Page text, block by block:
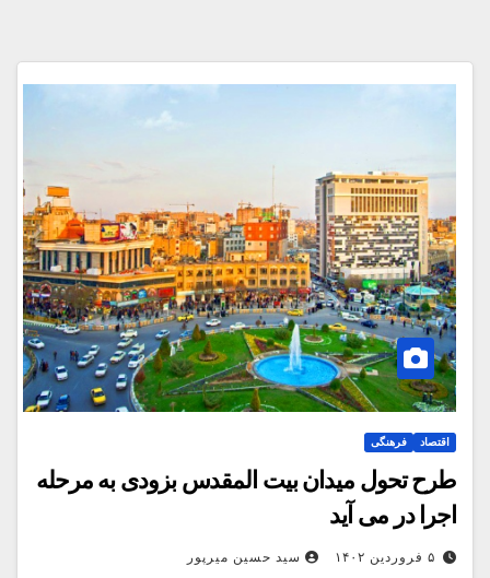
اقتصاد فرهنگی
طرح تحول میدان بیت المقدس بزودی به مرحله
اجرا در می آید
۵ فروردین ۱۴۰۲ سید حسین میرپور